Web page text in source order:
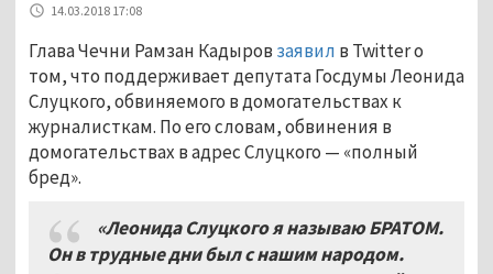
14.03.2018 17:08
Глава Чечни Рамзан Кадыров заявил в Twitter о
том, что поддерживает депутата Госдумы Леонида
Слуцкого, обвиняемого в домогательствах к
журналисткам. По его словам, обвинения в
домогательствах в адрес Слуцкого — «полный
бред».
«Леонида Слуцкого я называю БРАТОМ.
Он в трудные дни был с нашим народом.